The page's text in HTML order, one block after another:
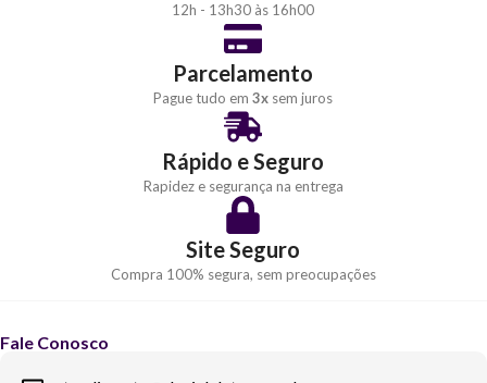
12h - 13h30 às 16h00
Parcelamento
Pague tudo em3x sem juros
Rápido e Seguro
Rapidez e segurança na entrega
Site Seguro
Compra 100% segura, sem preocupações
Fale Conosco